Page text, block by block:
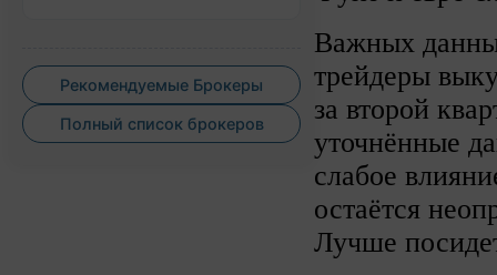
Рекомендуемые Брокеры
Полный список брокеров
Важных
трейдеры
за второй
уточнённые
слабое
остаётся
Лучше